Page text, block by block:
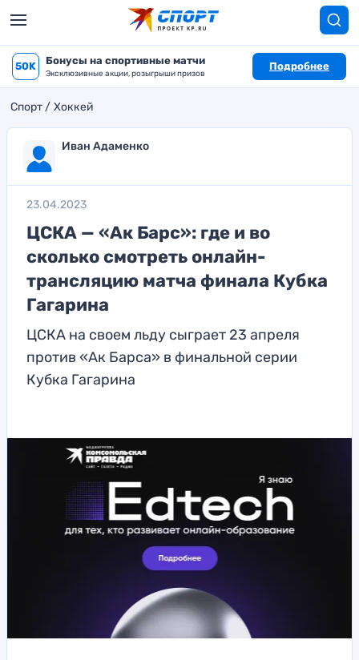
50K Бонусы на спортивные матчи
Эксклюзивные акции, розыгрыши призов
Подробнее
Спорт Хоккей
Иван Адаменко
23.04.2023
ЦСКА — «Ак Барс»: где и во
сколько смотреть онлайн-
трансляцию матча финала Кубка
Гагарина
ЦСКА на своем льду сыграет 23 апреля
против «Ак Барса» в финальной серии
Кубка Гагарина